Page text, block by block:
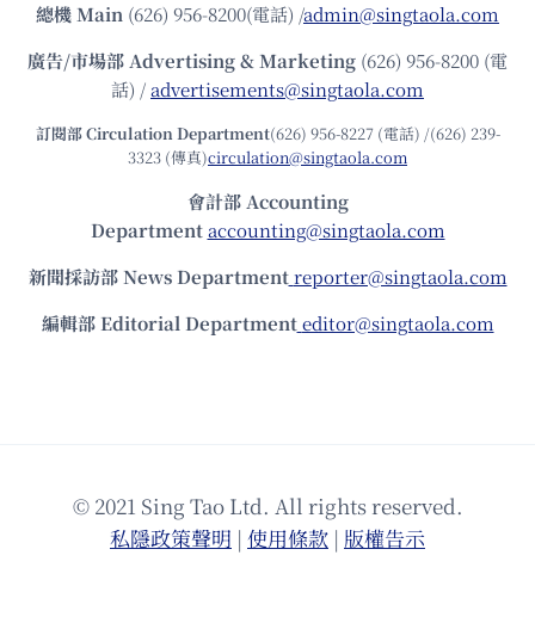
總機Main (626) 956-8200(電話) /admin@singtaola.com
廣告/市場部Advertising & Marketing (626) 956-8200 (電
話) /advertisements@singtaola.com
訂閱部 Circulation Department(626) 956-8227 (電話) /(626) 239-
3323 (傳真)circulation@singtaola.com
會計部 Accounting
Department accounting@singtaola.com
新聞採訪部 News Department reporter@singtaola.com
編輯部 Editorial Department editor@singtaola.com
© 2021 Sing Tao Ltd. All rights reserved.
私隱政策聲明 | 使⽤條款 | 版權告⽰